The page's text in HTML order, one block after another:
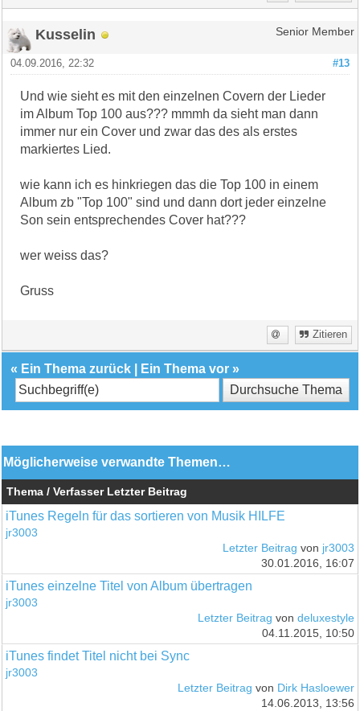
Kusselin Senior Member
#13
04.09.2016, 22:32
Und wie sieht es mit den einzelnen Covern der Lieder
im Album Top 100 aus??? mmmh da sieht man dann
immer nur ein Cover und zwar das des als erstes
markiertes Lied.
wie kann ich es hinkriegen das die Top 100 in einem
Album zb "Top 100" sind und dann dort jeder einzelne
Son sein entsprechendes Cover hat???
wer weiss das?
Gruss
Zitieren
« Ein Thema zurück Ein Thema vor »
Möglicherweise verwandte Themen…
Thema / Verfasser Letzter Beitrag
iTunes Regeln für das sortieren von Musik HILFE
jr3003
Letzter Beitrag von jr3003
30.01.2016, 16:07
iTunes einzelne Titel von Album übertragen
jr3003
Letzter Beitrag von deluxestyle
04.11.2015, 10:50
iTunes findet Titel nicht bei Sync
jr3003
Letzter Beitrag von Dirk Hasloewer
14.06.2013, 13:56